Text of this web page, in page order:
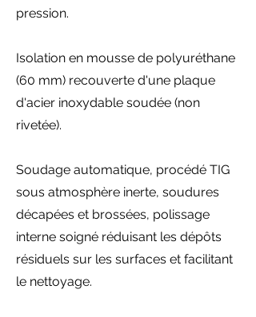
pression.
Isolation en mousse de polyuréthane
(60 mm) recouverte d'une plaque
d'acier inoxydable soudée (non
rivetée).
Soudage automatique, procédé TIG
sous atmosphère inerte, soudures
décapées et brossées, polissage
interne soigné réduisant les dépôts
résiduels sur les surfaces et facilitant
le nettoyage.